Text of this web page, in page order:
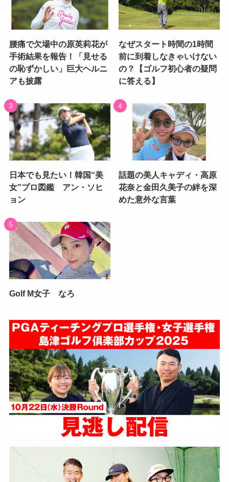
腰痛で欠場中の原英莉花が
手術結果を報告！「見せる
の恥ずかしい」巨大ヘルニ
アも披露
なぜスタート時間の1時間
前に到着しなきゃいけない
の？【ゴルフ初心者の疑問
に答える】
日本でも見たい！韓国“美
女”プロ図鑑 アン・ソヒ
ョン
話題の美人キャディ・高原
花奈と金田久美子の絆を深
めた意外な言葉
Golf M女子 なろ